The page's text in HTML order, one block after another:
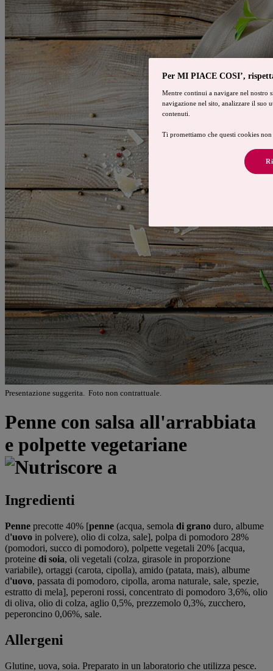
Presentazione suggerita. Foto non contrattuale.
Penne con salsa all'arrabbiata
e polpette vegetariane
Ingredienti
Penne precotte 40% [penne (acqua, semola di grano duro, albume
d'uovo in polvere), olio di colza, sale], polpa di pomodoro 28%
(pomodori, succo di pomodoro), polpette vegetali 20% [acqua,
proteine di soia, oli vegetali (colza, girasole in proporzione
variabile), ortaggi (carota, cipolla), amido (patata, mais), albume
d'uovo, passata di pomodoro, cipolla, aroma naturale, sale, spezie,
estratto di mela], peperoni rossi, concentrato di pomodoro 3,6%, olio
di oliva, olio di colza, aglio 0,5%, prezzemolo 0,3%, zucchero,
peperoncino 0,06%, sale.
Allergeni
Glutine, uova, soia. Preparato in un laboratorio che utilizza pesce.
Per MI PIACE COSI’,
Mentre continui a navigare nel nostro
navigazione nel sito, analizzare il suo
contenuti.
Ti promettiamo che questi cookies